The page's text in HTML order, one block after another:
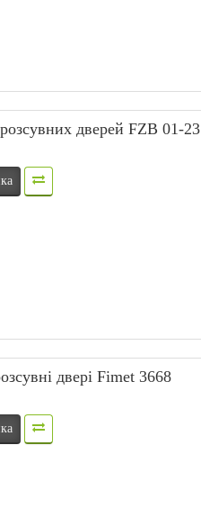
дверей FZB 01-23
двері Fimet 3668